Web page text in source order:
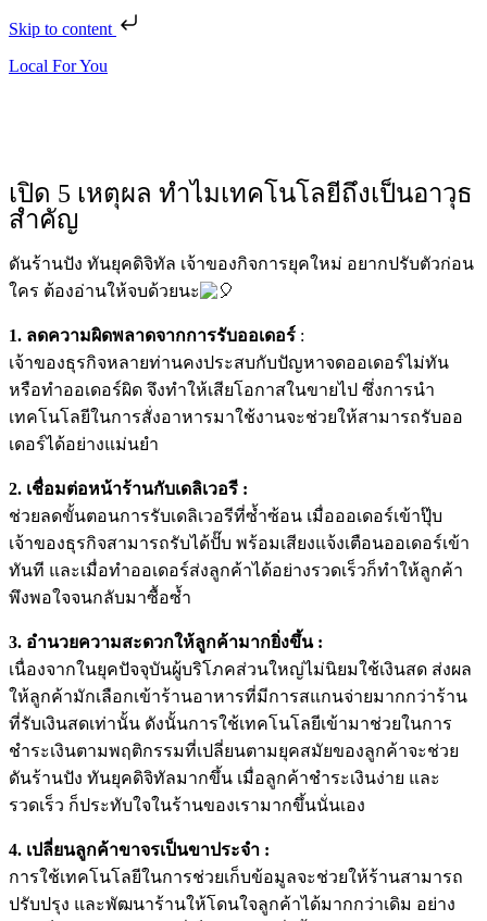
Skip to content
Local For You
เปิด 5 เหตุผล ทำไมเทคโนโลยีถึงเป็นอาวุธ
สำคัญ
ดันร้านปัง ทันยุคดิจิทัล เจ้าของกิจการยุคใหม่ อยากปรับตัวก่อน
ใคร ต้องอ่านให้จบด้วยนะ
1. ลดความผิดพลาดจากการรับออเดอร์ :
เจ้าของธุรกิจหลายท่านคงประสบกับปัญหาจดออเดอร์ไม่ทัน
หรือทำออเดอร์ผิด จึงทำให้เสียโอกาสในขายไป ซึ่งการนำ
เทคโนโลยีในการสั่งอาหารมาใช้งานจะช่วยให้สามารถรับออ
เดอร์ได้อย่างแม่นยำ
2. เชื่อมต่อหน้าร้านกับเดลิเวอรี :
ช่วยลดขั้นตอนการรับเดลิเวอรีที่ซ้ำซ้อน เมื่อออเดอร์เข้าปุ๊บ
เจ้าของธุรกิจสามารถรับได้ปั๊บ พร้อมเสียงแจ้งเตือนออเดอร์เข้า
ทันที และเมื่อทำออเดอร์ส่งลูกค้าได้อย่างรวดเร็วก็ทำให้ลูกค้า
พึงพอใจจนกลับมาซื้อซ้ำ
3. อำนวยความสะดวกให้ลูกค้ามากยิ่งขึ้น :
เนื่องจากในยุคปัจจุบันผู้บริโภคส่วนใหญ่ไม่นิยมใช้เงินสด ส่งผล
ให้ลูกค้ามักเลือกเข้าร้านอาหารที่มีการสแกนจ่ายมากกว่าร้าน
ที่รับเงินสดเท่านั้น ดังนั้นการใช้เทคโนโลยีเข้ามาช่วยในการ
ชำระเงินตามพฤติกรรมที่เปลี่ยนตามยุคสมัยของลูกค้าจะช่วย
ดันร้านปัง ทันยุคดิจิทัลมากขึ้น เมื่อลูกค้าชำระเงินง่าย และ
รวดเร็ว ก็ประทับใจในร้านของเรามากขึ้นนั่นเอง
4. เปลี่ยนลูกค้าขาจรเป็นขาประจำ :
การใช้เทคโนโลยีในการช่วยเก็บข้อมูลจะช่วยให้ร้านสามารถ
ปรับปรุง และพัฒนาร้านให้โดนใจลูกค้าได้มากกว่าเดิม อย่าง